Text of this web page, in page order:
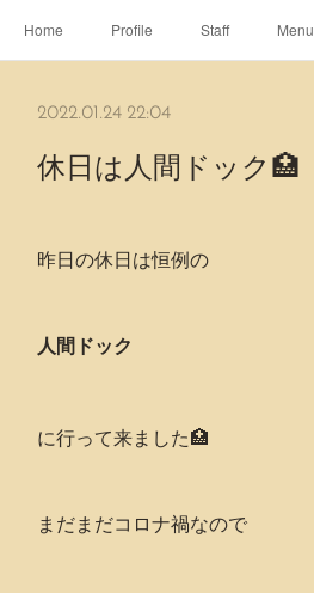
Home Profile Staff Menu
2022.01.24 22:04
休日は人間ドック🏥
昨日の休日は恒例の
人間ドック
に行って来ました🏥
まだまだコロナ禍なので